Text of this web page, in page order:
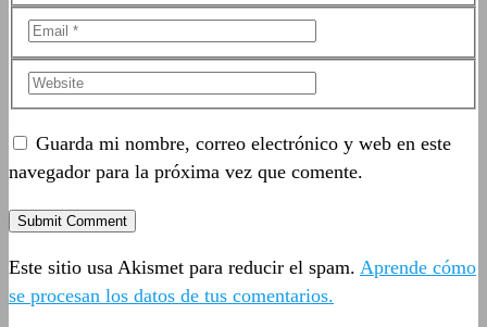
Guarda mi nombre, correo electrónico y web en este
navegador para la próxima vez que comente.
Este sitio usa Akismet para reducir el spam. Aprende cómo
se procesan los datos de tus comentarios.